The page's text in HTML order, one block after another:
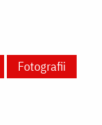
Fotografii